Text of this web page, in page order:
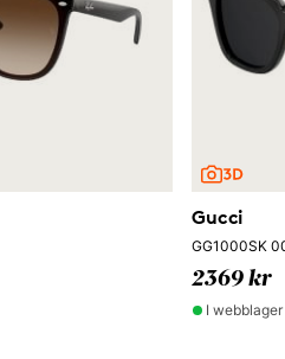
Gucci
GG1000SK
2369 kr
I webblager